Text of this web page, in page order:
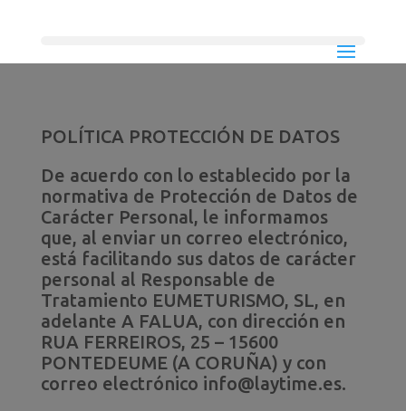
POLÍTICA PROTECCIÓN DE DATOS
De acuerdo con lo establecido por la
normativa de Protección de Datos de
Carácter Personal, le informamos
que, al enviar un correo electrónico,
está facilitando sus datos de carácter
personal al Responsable de
Tratamiento EUMETURISMO, SL, en
adelante A FALUA, con dirección en
RUA FERREIROS, 25 – 15600
PONTEDEUME (A CORUÑA) y con
correo electrónico info@laytime.es.